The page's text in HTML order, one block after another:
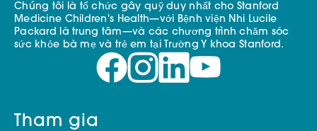
Chúng tôi là tổ chức gây quỹ duy nhất cho Stanford
Medicine Children's Health—với Bệnh viện Nhi Lucile
Packard là trung tâm—và các chương trình chăm sóc
sức khỏe bà mẹ và trẻ em tại Trường Y khoa Stanford.
Tham gia